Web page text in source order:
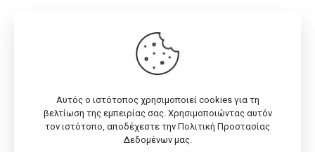
© 2026 Flex One Company
| All Rights Reserved | Powered
with
by myPA
Αυτός ο ιστότοπος χρησιμοποιεί cookies για τη
βελτίωση της εμπειρίας σας. Χρησιμοποιώντας αυτόν
τον ιστότοπο, αποδέχεστε την Πολιτική Προστασίας
Δεδομένων μας.